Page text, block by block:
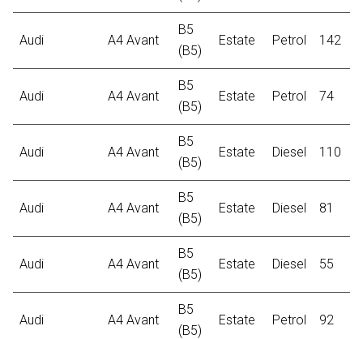
Audi A4 Avant
B5
(B5)
Estate Petrol 142
Audi A4 Avant
B5
(B5)
Estate Petrol 74
Audi A4 Avant
B5
(B5)
Estate Diesel 110
Audi A4 Avant
B5
(B5)
Estate Diesel 81
Audi A4 Avant
B5
(B5)
Estate Diesel 55
Audi A4 Avant
B5
(B5)
Estate Petrol 92